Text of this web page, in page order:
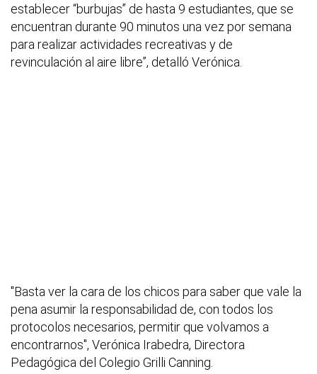
establecer “burbujas” de hasta 9 estudiantes, que se
encuentran durante 90 minutos una vez por semana
para realizar actividades recreativas y de
revinculación al aire libre”, detalló Verónica.
"Basta ver la cara de los chicos para saber que vale la
pena asumir la responsabilidad de, con todos los
protocolos necesarios, permitir que volvamos a
encontrarnos", Verónica Irabedra, Directora
Pedagógica del Colegio Grilli Canning.